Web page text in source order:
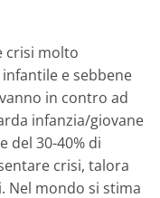
crisi molto
e sebbene
in contro ad
infanzia/giovane
del 30-40% di
crisi, talora
Nel mondo si stima